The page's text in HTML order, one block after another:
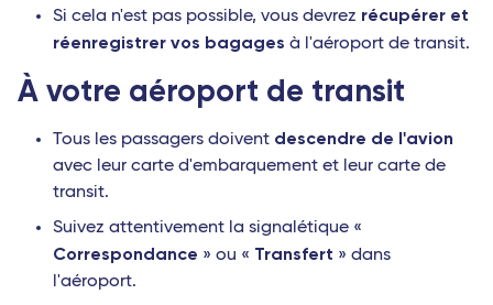
Si cela n'est pas possible, vous devrez récupérer et
réenregistrer vos bagages à l'aéroport de transit.
À votre aéroport de transit
Tous les passagers doivent descendre de l'avion
avec leur carte d'embarquement et leur carte de
transit.
Suivez attentivement la signalétique «
Correspondance » ou « Transfert » dans
l'aéroport.